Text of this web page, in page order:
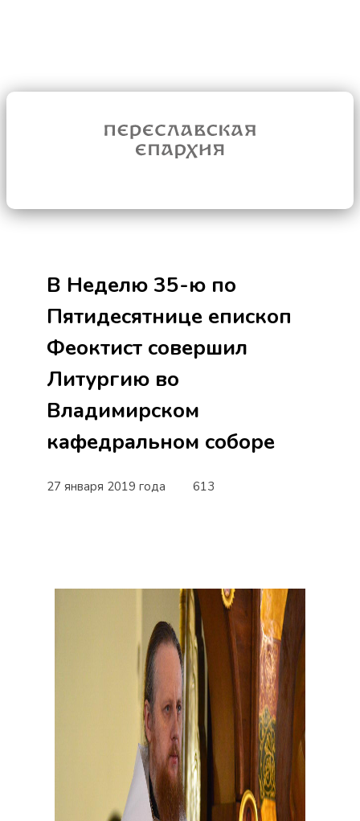
В Неделю 35-ю по
Пятидесятнице епископ
Феоктист совершил
Литургию во
Владимирском
кафедральном соборе
27 января 2019 года 613